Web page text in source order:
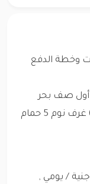
وخطة الدفع
أول صف بحر
للإيجار , مباني 380 متر , أرض 850 متر , 6 غرف نوم 5 حمام
خطة الدفع كاش , سعر الإيجار : 15,000 جنية / يومي ,